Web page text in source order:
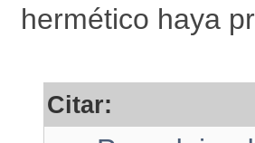
hermético haya
Citar: